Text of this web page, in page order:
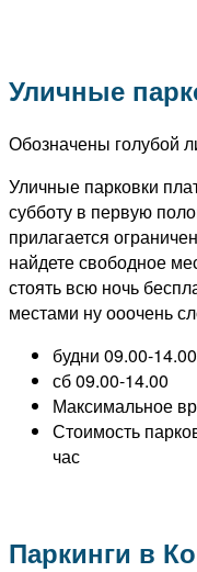
Уличные
Обозначены голубой
Уличные парковки
субботу в первую
прилагается
найдете свободное
стоять всю ночь
местами ну ооочень
будни 09.00-
сб 09.00-14.00
Максимальное
Стоимость
час
Паркинги в